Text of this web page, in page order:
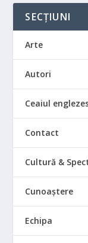
SECȚIUNI
Arte
Autori
Ceaiul
Contact
Cultură &
Cunoaștere
Echipa